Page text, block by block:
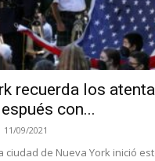
recuerda los
con...
11/09/2021
ciudad de Nueva York inició